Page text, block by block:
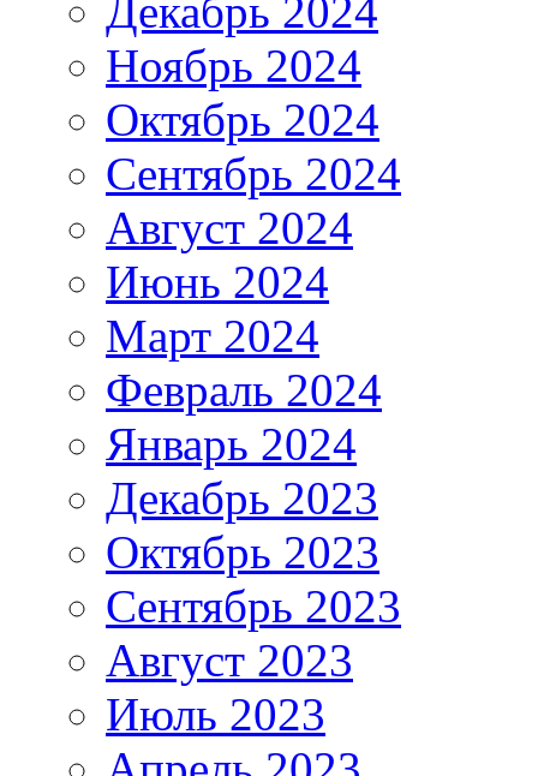
Декабрь 2024
Ноябрь 2024
Октябрь 2024
Сентябрь 2024
Август 2024
Июнь 2024
Март 2024
Февраль 2024
Январь 2024
Декабрь 2023
Октябрь 2023
Сентябрь 2023
Август 2023
Июль 2023